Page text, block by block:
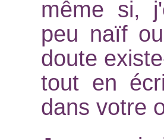
même si,
peu naïf
doute
tout en
dans votre